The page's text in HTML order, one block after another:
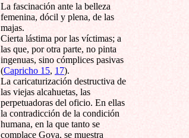
La fascinación ante la belleza
femenina, dócil y plena, de las
majas.
Cierta lástima por las víctimas; a
las que, por otra parte, no pinta
ingenuas, sino cómplices pasivas
(Capricho 15, 17).
La caricaturización destructiva de
las viejas alcahuetas, las
perpetuadoras del oficio. En ellas
la contradicción de la condición
humana, en la que tanto se
complace Goya, se muestra